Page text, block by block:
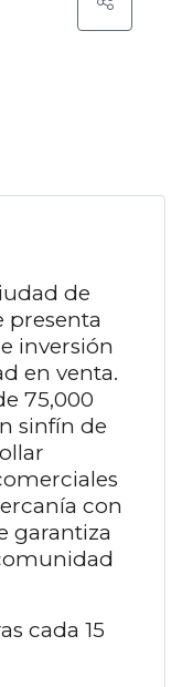
de
presenta
inversión
en venta.
75,000
sinfín de
con
garantiza
cada 15